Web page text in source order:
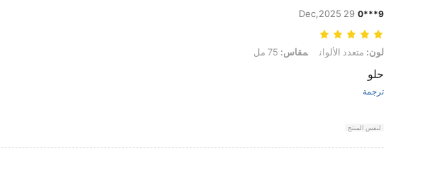
9***0
29 Dec,2025
لون: متعدد الألوان, مقاس: 75 مل
لون: متعدد الألوان مقاس:
حلو
ترجمة
لنفس المنتج